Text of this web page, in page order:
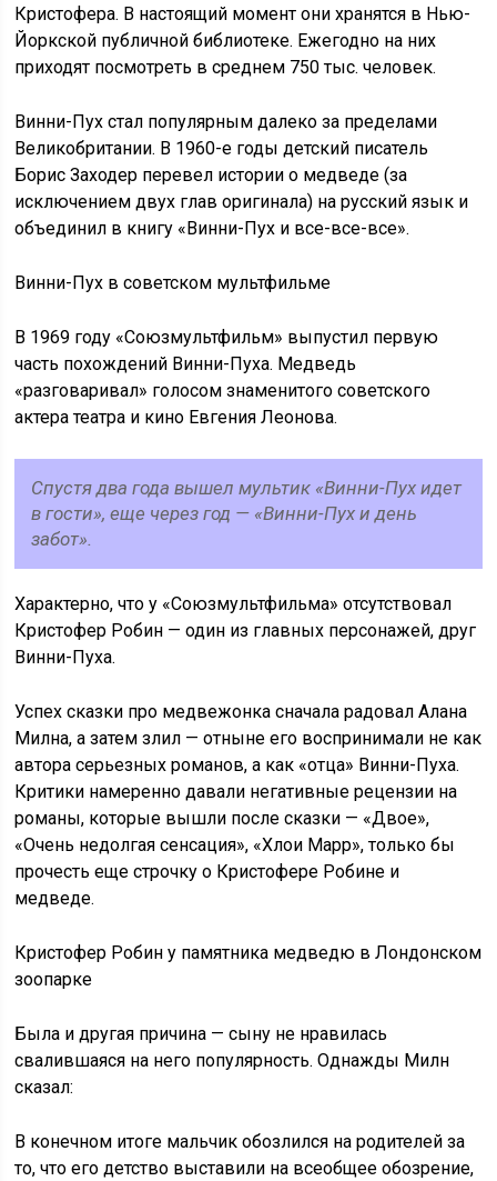
Кристофера. В настоящий момент они хранятся в Нью-
Йоркской публичной библиотеке. Ежегодно на них
приходят посмотреть в среднем 750 тыс. человек.
Винни-Пух стал популярным далеко за пределами
Великобритании. В 1960-е годы детский писатель
Борис Заходер перевел истории о медведе (за
исключением двух глав оригинала) на русский язык и
объединил в книгу «Винни-Пух и все-все-все».
Винни-Пух в советском мультфильме
В 1969 году «Союзмультфильм» выпустил первую
часть похождений Винни-Пуха. Медведь
«разговаривал» голосом знаменитого советского
актера театра и кино Евгения Леонова.
Спустя два года вышел мультик «Винни-Пух идет
в гости», еще через год — «Винни-Пух и день
забот».
Характерно, что у «Союзмультфильма» отсутствовал
Кристофер Робин — один из главных персонажей, друг
Винни-Пуха.
Успех сказки про медвежонка сначала радовал Алана
Милна, а затем злил — отныне его воспринимали не как
автора серьезных романов, а как «отца» Винни-Пуха.
Критики намеренно давали негативные рецензии на
романы, которые вышли после сказки — «Двое»,
«Очень недолгая сенсация», «Хлои Марр», только бы
прочесть еще строчку о Кристофере Робине и
медведе.
Кристофер Робин у памятника медведю в Лондонском
зоопарке
Была и другая причина — сыну не нравилась
свалившаяся на него популярность. Однажды Милн
сказал:
В конечном итоге мальчик обозлился на родителей за
то, что его детство выставили на всеобщее обозрение,